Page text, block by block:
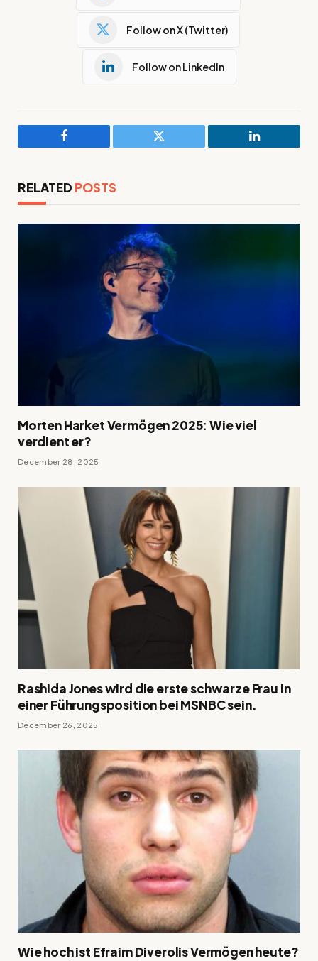
Follow on X (Twitter)
Follow on LinkedIn
Facebook Twitter LinkedIn
RELATED POSTS
Morten Harket Vermögen 2025: Wie viel
verdient er?
December 28, 2025
Rashida Jones wird die erste schwarze Frau in
einer Führungsposition bei MSNBC sein.
December 26, 2025
Wie hoch ist Efraim Diverolis Vermögen heute?